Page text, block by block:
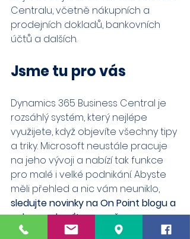
Centralu, včetně nákupních a
prodejních dokladů, bankovních
účtů a dalších.
Jsme tu pro vás
Dynamics 365 Business Central je
rozsáhlý systém, který nejlépe
využijete, když objevíte všechny tipy
a triky. Microsoft neustále pracuje
na jeho vývoji a nabízí tak funkce
pro malé i velké podnikání. Abyste
měli přehled a nic vám neuniklo,
sledujte novinky na On Point blogu a
nebo se obraťte na naše
konzultanty.